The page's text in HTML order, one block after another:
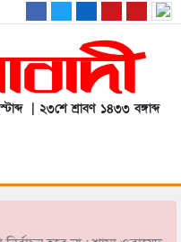
| ২৩শে শ্রাবণ ১৪৩৩ বঙ্গাব্দ